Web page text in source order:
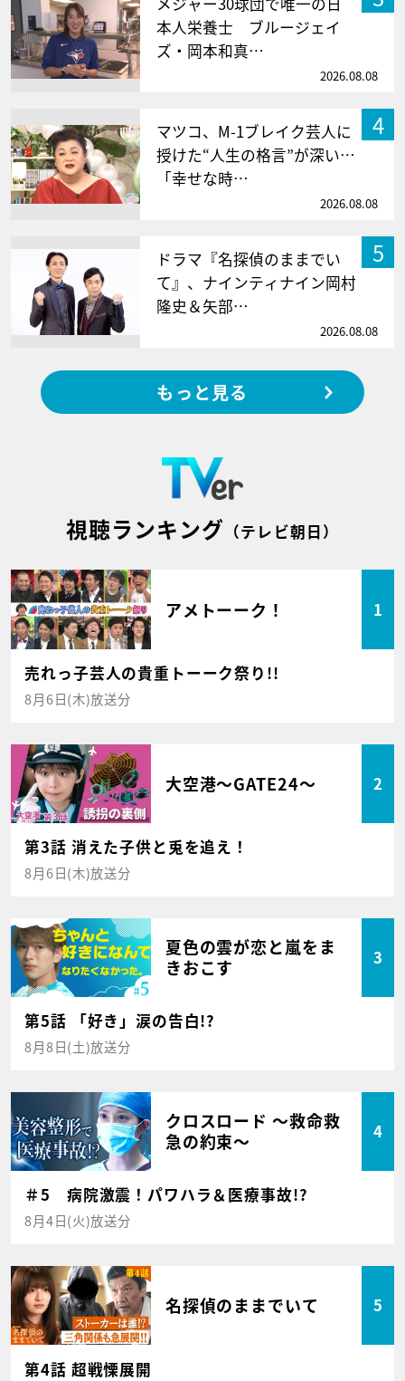
本人栄養士 ブルージェイ
ズ・岡本和真…
2026.08.08
4
マツコ、M-1ブレイク芸人に
授けた“人生の格言”が深い…
「幸せな時…
2026.08.08
5
ドラマ『名探偵のままでい
て』、ナインティナイン岡村
隆史＆矢部…
2026.08.08
もっと見る
視聴ランキング （テレビ朝日）
アメトーーク！ 1
売れっ子芸人の貴重トーーク祭り!!
8月6日(木)放送分
大空港～GATE24～ 2
第3話 消えた子供と兎を追え！
8月6日(木)放送分
夏色の雲が恋と嵐をま
きおこす
3
第5話 「好き」涙の告白!?
8月8日(土)放送分
クロスロード ～救命救
急の約束～
4
＃5 病院激震！パワハラ＆医療事故!?
8月4日(火)放送分
名探偵のままでいて 5
第4話 超戦慄展開